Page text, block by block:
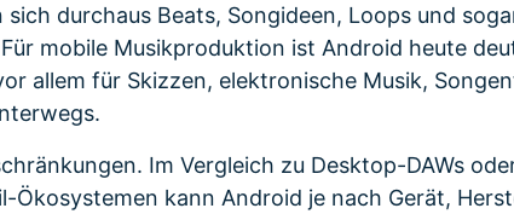
sich durchaus Beats, Songideen, Loops und
mobile Musikproduktion ist Android heute
allem für Skizzen, elektronische Musik,
Im Vergleich zu Desktop-DAWs
Ökosystemen kann Android je nach Gerät,